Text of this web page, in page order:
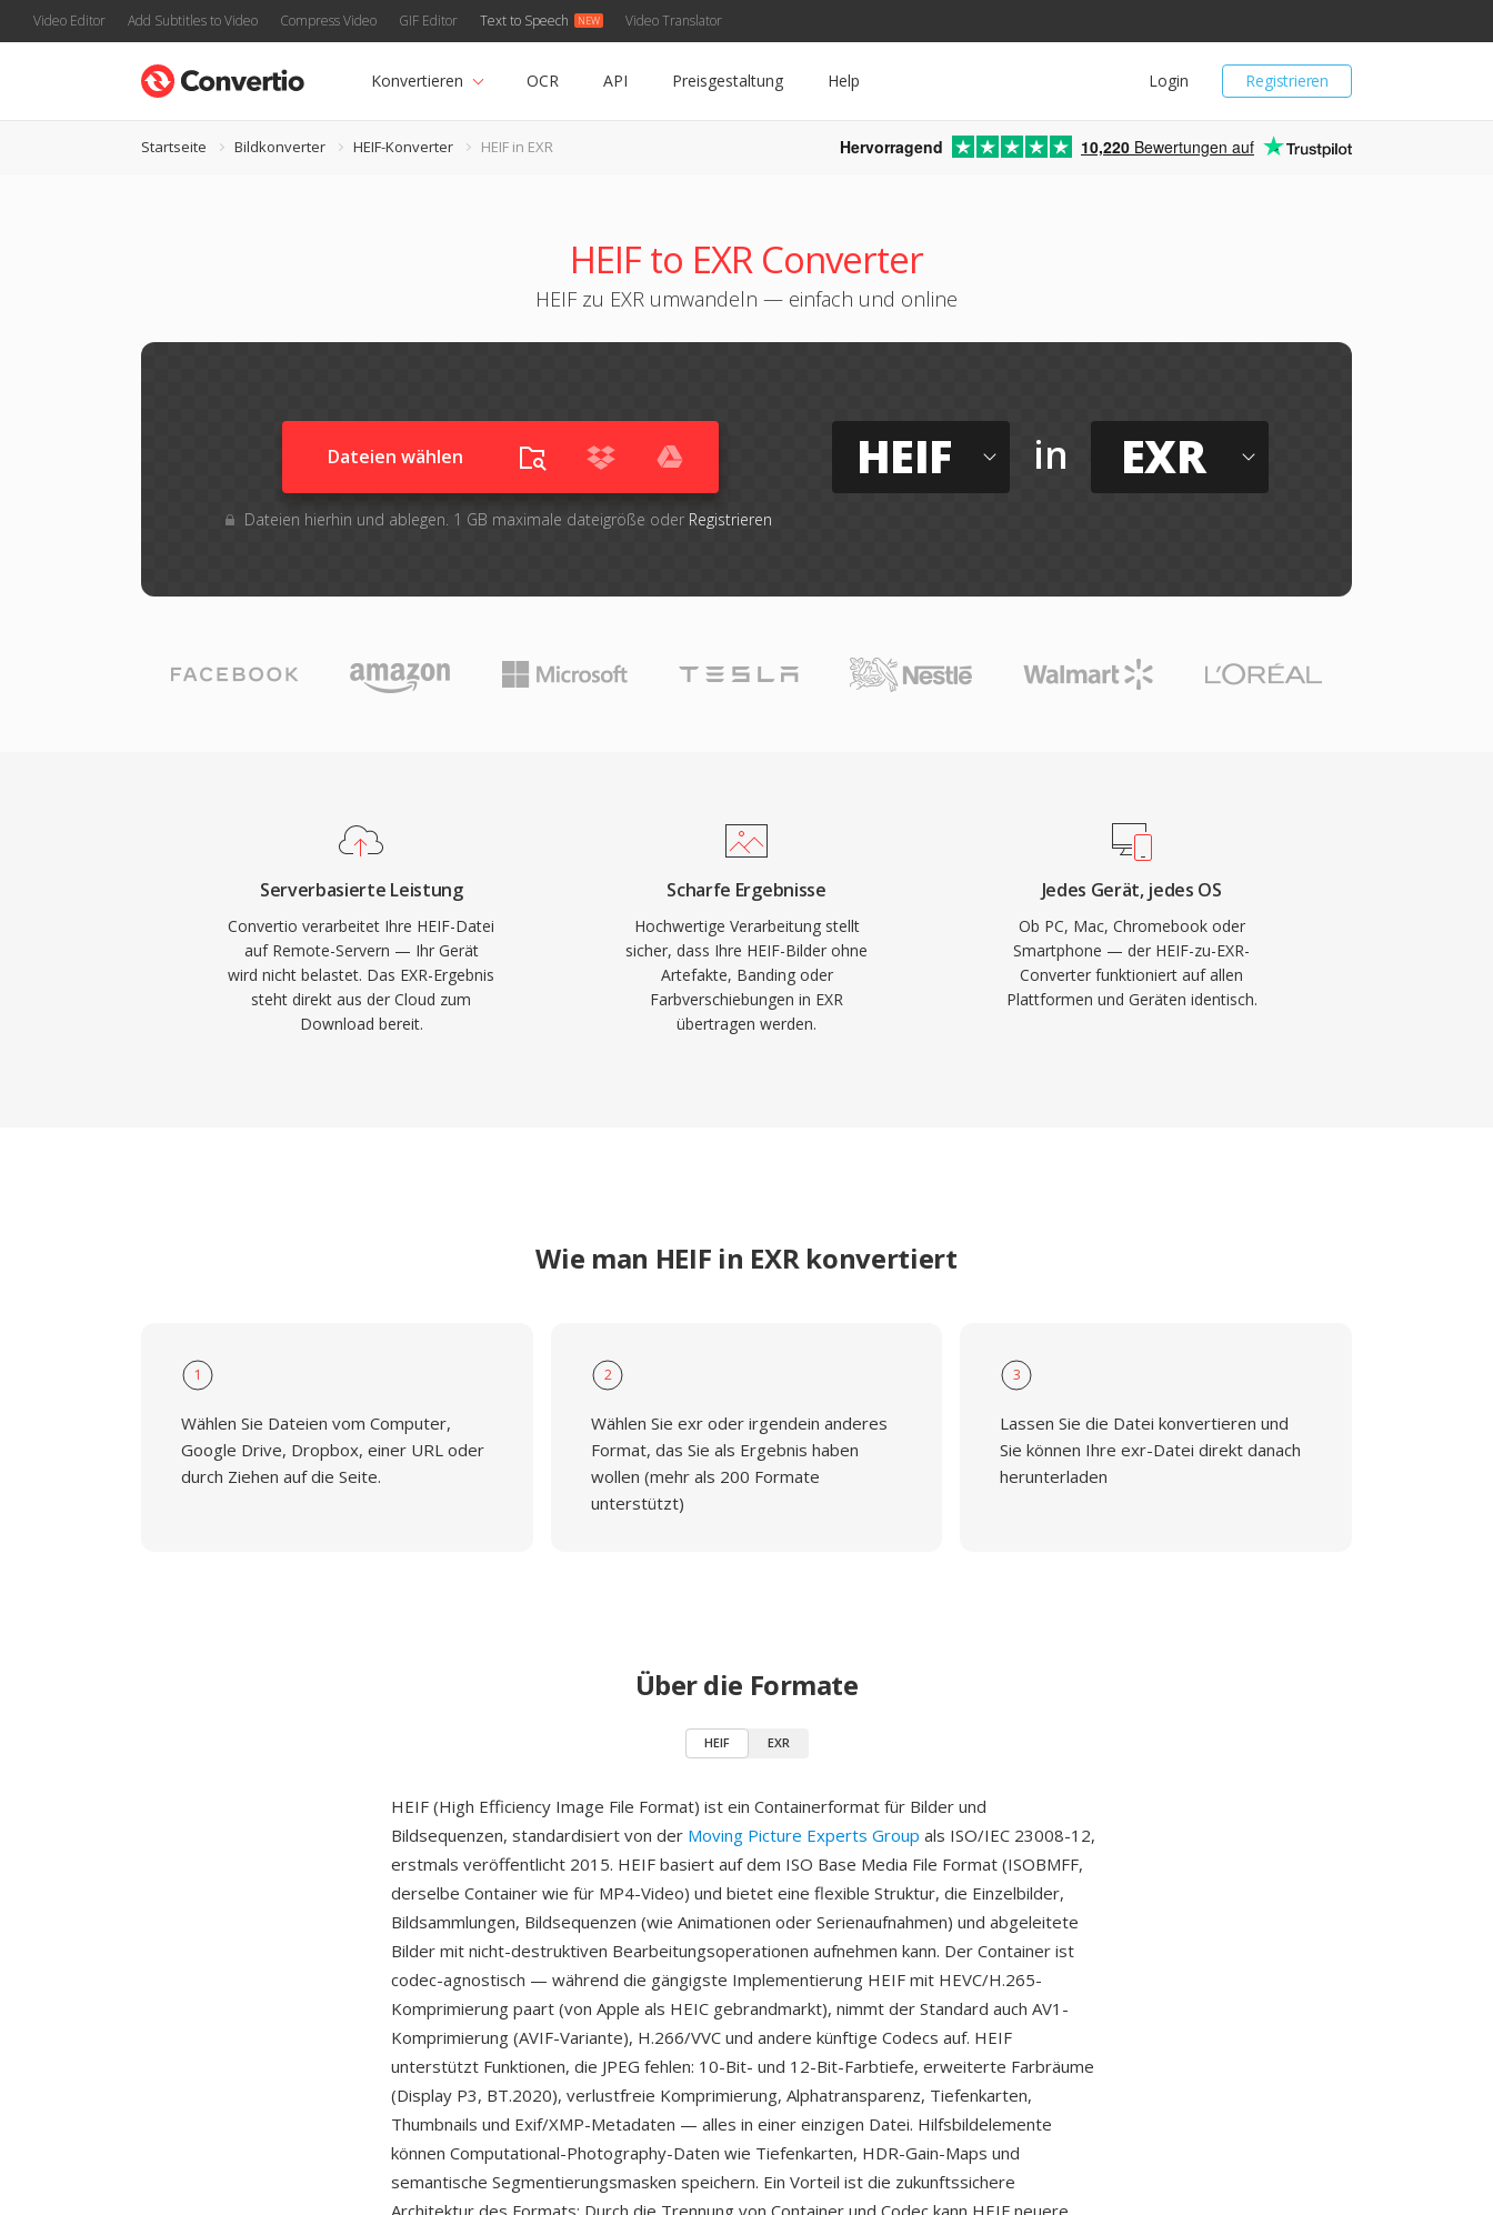
Video Editor Add Subtitles to Video Compress Video GIF Editor Text to Speech Video Translator
Registrieren
Login
Konvertieren OCR API Preisgestaltung Help
Startseite Bildkonverter HEIF-Konverter HEIF in EXR Hervorragend 10,220 Bewertungen auf
HEIF to EXR Converter
HEIF zu EXR umwandeln — einfach und online
Dateien wählen
Dateien hierhin und ablegen. 1 GB maximale dateigröße oder Registrieren
HEIF in EXR
Serverbasierte Leistung
Convertio verarbeitet Ihre HEIF-Datei
auf Remote-Servern — Ihr Gerät
wird nicht belastet. Das EXR-Ergebnis
steht direkt aus der Cloud zum
Download bereit.
Scharfe Ergebnisse
Hochwertige Verarbeitung stellt
sicher, dass Ihre HEIF-Bilder ohne
Artefakte, Banding oder
Farbverschiebungen in EXR
übertragen werden.
Jedes Gerät, jedes OS
Ob PC, Mac, Chromebook oder
Smartphone — der HEIF-zu-EXR-
Converter funktioniert auf allen
Plattformen und Geräten identisch.
Wie man HEIF in EXR konvertiert
1
Wählen Sie Dateien vom Computer,
Google Drive, Dropbox, einer URL oder
durch Ziehen auf die Seite.
2
Wählen Sie exr oder irgendein anderes
Format, das Sie als Ergebnis haben
wollen (mehr als 200 Formate
unterstützt)
3
Lassen Sie die Datei konvertieren und
Sie können Ihre exr-Datei direkt danach
herunterladen
Über die Formate
HEIF EXR
HEIF (High Efficiency Image File Format) ist ein Containerformat für Bilder und
Bildsequenzen, standardisiert von der Moving Picture Experts Group als ISO/IEC 23008-12,
erstmals veröffentlicht 2015. HEIF basiert auf dem ISO Base Media File Format (ISOBMFF,
derselbe Container wie für MP4-Video) und bietet eine flexible Struktur, die Einzelbilder,
Bildsammlungen, Bildsequenzen (wie Animationen oder Serienaufnahmen) und abgeleitete
Bilder mit nicht-destruktiven Bearbeitungsoperationen aufnehmen kann. Der Container ist
codec-agnostisch — während die gängigste Implementierung HEIF mit HEVC/H.265-
Komprimierung paart (von Apple als HEIC gebrandmarkt), nimmt der Standard auch AV1-
Komprimierung (AVIF-Variante), H.266/VVC und andere künftige Codecs auf. HEIF
unterstützt Funktionen, die JPEG fehlen: 10-Bit- und 12-Bit-Farbtiefe, erweiterte Farbräume
(Display P3, BT.2020), verlustfreie Komprimierung, Alphatransparenz, Tiefenkarten,
Thumbnails und Exif/XMP-Metadaten — alles in einer einzigen Datei. Hilfsbildelemente
können Computational-Photography-Daten wie Tiefenkarten, HDR-Gain-Maps und
semantische Segmentierungsmasken speichern. Ein Vorteil ist die zukunftssichere
Architektur des Formats: Durch die Trennung von Container und Codec kann HEIF neuere,